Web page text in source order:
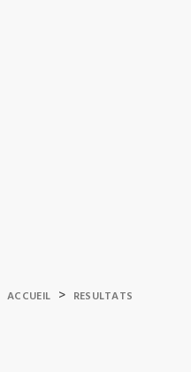
ACCUEIL > RESULTATS